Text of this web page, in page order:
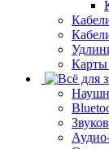
Карты